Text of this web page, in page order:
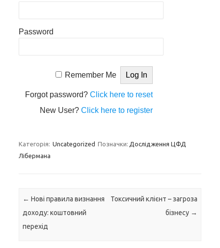
Password
Remember Me
Forgot password?Click here to reset
New User?Click here to register
Категорія: Uncategorized Позначки: Дослідження ЦФД
Лібермана
Навігація по запису
← Нові правила визнання
доходу: коштовний
перехід
Токсичний клієнт – загроза
бізнесу →